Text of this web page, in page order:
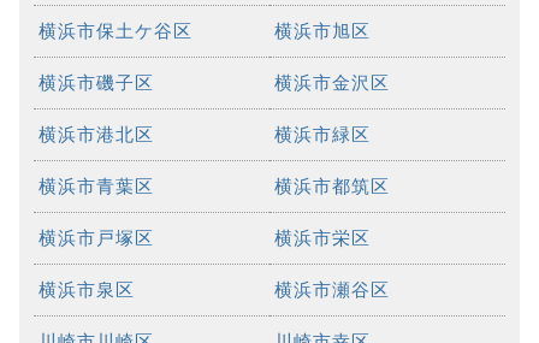
横浜市保土ケ谷区 横浜市旭区
横浜市磯子区 横浜市金沢区
横浜市港北区 横浜市緑区
横浜市青葉区 横浜市都筑区
横浜市戸塚区 横浜市栄区
横浜市泉区 横浜市瀬谷区